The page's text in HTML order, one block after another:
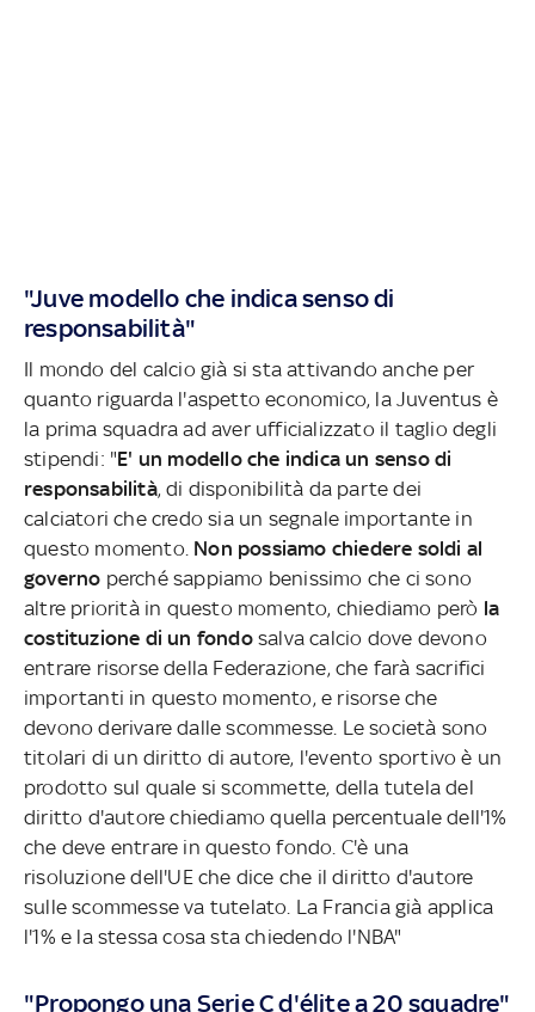
"Juve modello che indica senso di
responsabilità"
Il mondo del calcio già si sta attivando anche per
quanto riguarda l'aspetto economico, la Juventus è
la prima squadra ad aver ufficializzato il taglio degli
stipendi: "E' un modello che indica un senso di
responsabilità, di disponibilità da parte dei
calciatori che credo sia un segnale importante in
questo momento. Non possiamo chiedere soldi al
governo perché sappiamo benissimo che ci sono
altre priorità in questo momento, chiediamo però la
costituzione di un fondosalva calcio dove devono
entrare risorse della Federazione, che farà sacrifici
importanti in questo momento, e risorse che
devono derivare dalle scommesse. Le società sono
titolari di un diritto di autore, l'evento sportivo è un
prodotto sul quale si scommette, della tutela del
diritto d'autore chiediamo quella percentuale dell'1%
che deve entrare in questo fondo. C'è una
risoluzione dell'UE che dice che il diritto d'autore
sulle scommesse va tutelato. La Francia già applica
l'1% e la stessa cosa sta chiedendo l'NBA"
"Propongo una Serie C d'élite a 20 squadre"